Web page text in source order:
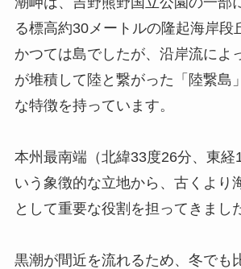
る標高約30メートルの隆起海岸段
かつては島でしたが、沿岸流によ
が堆積して陸と繋がった「陸繋島
な特徴を持っています。
本州最南端（北緯33度26分、東経
いう象徴的な立地から、古くより
として重要な役割を担ってきまし
黒潮が間近を流れるため、冬でも